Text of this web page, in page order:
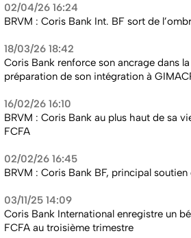
02/04/26 16:24
BRVM : Coris Bank Int. BF sort de
18/03/26 18:42
Coris Bank renforce son ancrage dans
préparation de son intégration à
16/02/26 16:10
BRVM : Coris Bank au plus haut de sa
FCFA
02/02/26 16:45
BRVM : Coris Bank BF, principal
03/11/25 14:09
Coris Bank International enregistre un
FCFA au troisième trimestre